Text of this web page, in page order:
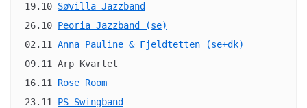
19.10 Søvilla Jazzband
26.10 Peoria Jazzband (se)
02.11 Anna Pauline & Fjeldtetten (se+dk)
09.11 Arp Kvartet
16.11 Rose Room
23.11 PS Swingband